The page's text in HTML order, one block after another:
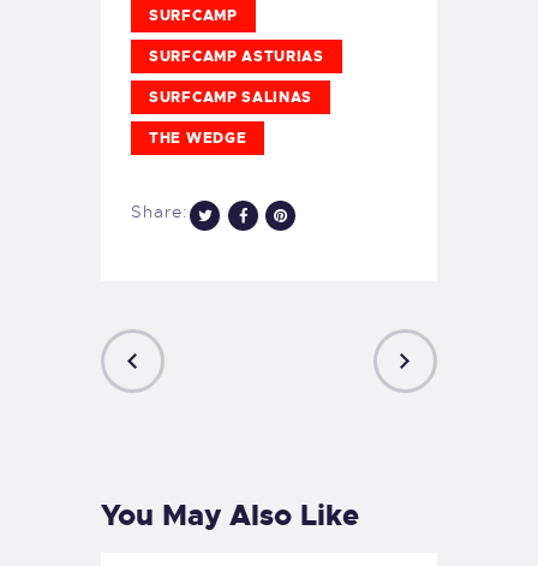
SURFCAMP
SURFCAMP ASTURIAS
SURFCAMP SALINAS
THE WEDGE
Share:
You May Also Like